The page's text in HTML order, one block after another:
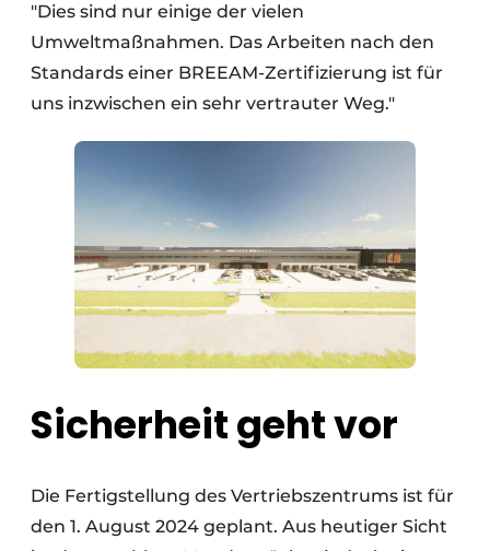
"Dies sind nur einige der vielen
Umweltmaßnahmen. Das Arbeiten nach den
Standards einer BREEAM-Zertifizierung ist für
uns inzwischen ein sehr vertrauter Weg."
Sicherheit geht vor
Die Fertigstellung des Vertriebszentrums ist für
den 1. August 2024 geplant. Aus heutiger Sicht